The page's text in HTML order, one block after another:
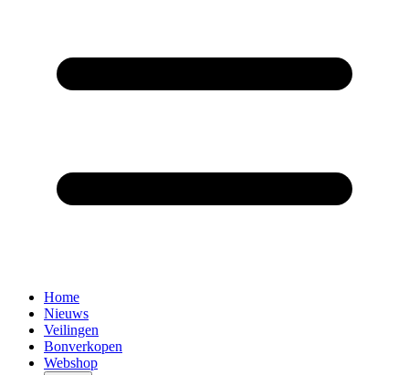
Home
Nieuws
Veilingen
Bonverkopen
Webshop